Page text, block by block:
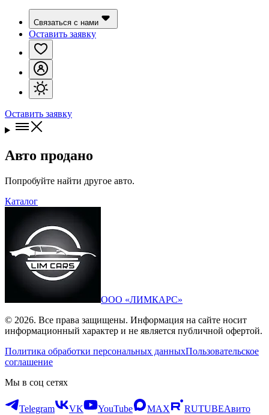
Связаться с нами
Оставить заявку
Оставить заявку
Авто продано
Попробуйте найти другое авто.
Каталог
ООО «ЛИМКАРС»
© 2026. Все права защищены. Информация на сайте носит
информационный характер и не является публичной офертой.
Политика обработки персональных данныхПользовательское
соглашение
Мы в соц сетях
Telegram VK YouTube MAX RUTUBEАвито